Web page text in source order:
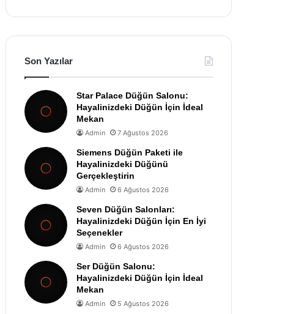
Son Yazılar
Star Palace Düğün Salonu:
Hayalinizdeki Düğün İçin İdeal
Mekan
Admin 7 Ağustos 2026
Siemens Düğün Paketi ile
Hayalinizdeki Düğünü
Gerçekleştirin
Admin 6 Ağustos 2026
Seven Düğün Salonları:
Hayalinizdeki Düğün İçin En İyi
Seçenekler
Admin 6 Ağustos 2026
Ser Düğün Salonu:
Hayalinizdeki Düğün İçin İdeal
Mekan
Admin 5 Ağustos 2026